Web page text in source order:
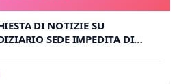
DI NOTIZIE SU
SEDE IMPEDITA DI